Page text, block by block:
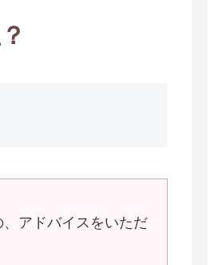
アドバイスをいただ